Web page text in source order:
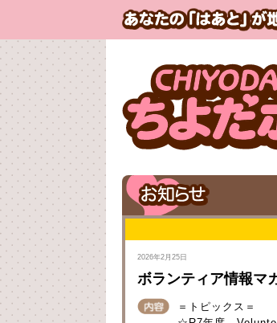
2026年2月25日
ボランティア情報マ
＝トピックス＝